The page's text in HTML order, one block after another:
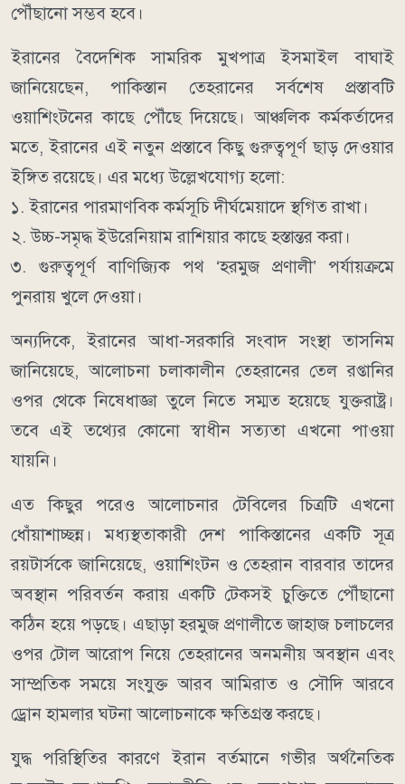
পৌঁছানো সম্ভব হবে।
ইরানের বৈদেশিক সামরিক মুখপাত্র ইসমাইল বাঘাই
জানিয়েছেন, পাকিস্তান তেহরানের সর্বশেষ প্রস্তাবটি
ওয়াশিংটনের কাছে পৌঁছে দিয়েছে। আঞ্চলিক কর্মকর্তাদের
মতে, ইরানের এই নতুন প্রস্তাবে কিছু গুরুত্বপূর্ণ ছাড় দেওয়ার
ইঙ্গিত রয়েছে। এর মধ্যে উল্লেখযোগ্য হলো:
১. ইরানের পারমাণবিক কর্মসূচি দীর্ঘমেয়াদে স্থগিত রাখা।
২. উচ্চ-সমৃদ্ধ ইউরেনিয়াম রাশিয়ার কাছে হস্তান্তর করা।
৩. গুরুত্বপূর্ণ বাণিজ্যিক পথ ‘হরমুজ প্রণালী’ পর্যায়ক্রমে
পুনরায় খুলে দেওয়া।
অন্যদিকে, ইরানের আধা-সরকারি সংবাদ সংস্থা তাসনিম
জানিয়েছে, আলোচনা চলাকালীন তেহরানের তেল রপ্তানির
ওপর থেকে নিষেধাজ্ঞা তুলে নিতে সম্মত হয়েছে যুক্তরাষ্ট্র।
তবে এই তথ্যের কোনো স্বাধীন সত্যতা এখনো পাওয়া
যায়নি।
এত কিছুর পরেও আলোচনার টেবিলের চিত্রটি এখনো
ধোঁয়াশাচ্ছন্ন। মধ্যস্থতাকারী দেশ পাকিস্তানের একটি সূত্র
রয়টার্সকে জানিয়েছে, ওয়াশিংটন ও তেহরান বারবার তাদের
অবস্থান পরিবর্তন করায় একটি টেকসই চুক্তিতে পৌঁছানো
কঠিন হয়ে পড়ছে। এছাড়া হরমুজ প্রণালীতে জাহাজ চলাচলের
ওপর টোল আরোপ নিয়ে তেহরানের অনমনীয় অবস্থান এবং
সাম্প্রতিক সময়ে সংযুক্ত আরব আমিরাত ও সৌদি আরবে
ড্রোন হামলার ঘটনা আলোচনাকে ক্ষতিগ্রস্ত করছে।
যুদ্ধ পরিস্থিতির কারণে ইরান বর্তমানে গভীর অর্থনৈতিক